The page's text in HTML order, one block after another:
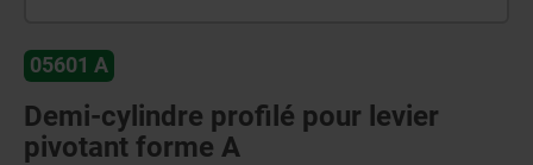
05601 A
Demi-cylindre profilé pour levier
pivotant forme A